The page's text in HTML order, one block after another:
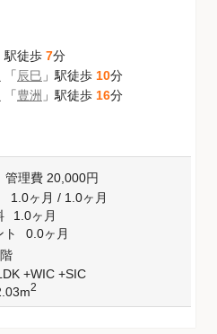
駅徒歩 7分
「辰巳 」駅徒歩 10分
「豊洲 」駅徒歩 16分
管理費 20,000円
1.0ヶ月/ 1.0ヶ月
1.0ヶ月
ト
0.0ヶ月
+WIC +SIC
2